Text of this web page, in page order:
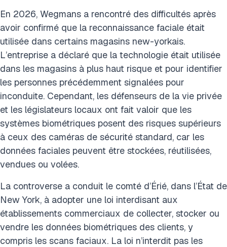
En 2026, Wegmans a rencontré des difficultés après
avoir confirmé que la reconnaissance faciale était
utilisée dans certains magasins new-yorkais.
L’entreprise a déclaré que la technologie était utilisée
dans les magasins à plus haut risque et pour identifier
les personnes précédemment signalées pour
inconduite. Cependant, les défenseurs de la vie privée
et les législateurs locaux ont fait valoir que les
systèmes biométriques posent des risques supérieurs
à ceux des caméras de sécurité standard, car les
données faciales peuvent être stockées, réutilisées,
vendues ou volées.
La controverse a conduit le comté d’Érié, dans l’État de
New York, à adopter une loi interdisant aux
établissements commerciaux de collecter, stocker ou
vendre les données biométriques des clients, y
compris les scans faciaux. La loi n’interdit pas les